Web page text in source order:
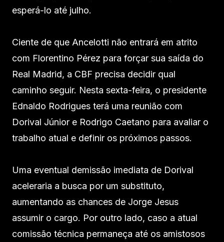
esperá-lo até julho.
Ciente de que Ancelotti não entrará em atrito
com Florentino Pérez para forçar sua saída do
Real Madrid, a CBF precisa decidir qual
caminho seguir. Nesta sexta-feira, o presidente
Ednaldo Rodrigues terá uma reunião com
Dorival Júnior e Rodrigo Caetano para avaliar o
trabalho atual e definir os próximos passos.
Uma eventual demissão imediata de Dorival
aceleraria a busca por um substituto,
aumentando as chances de Jorge Jesus
assumir o cargo. Por outro lado, caso a atual
comissão técnica permaneça até os amistosos